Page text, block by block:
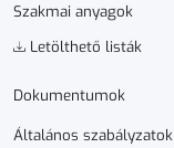
Szakmai anyagok
Letölthető listák
Dokumen­­tumok
Általános szabályzatok